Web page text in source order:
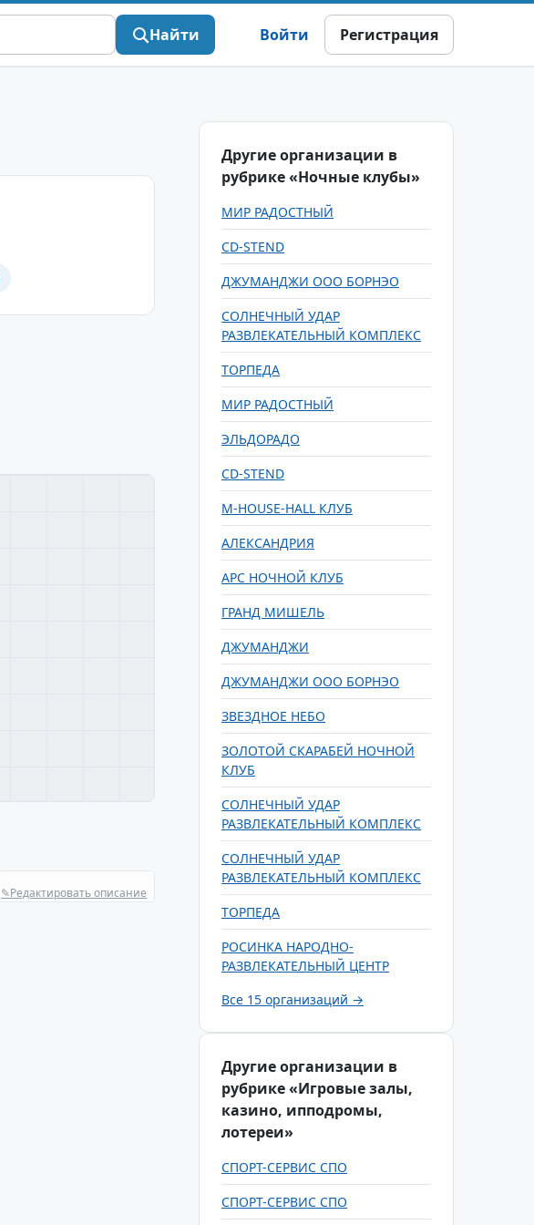
Найти Войти Регистрация
✎Редактировать описание
Другие организации в
рубрике «Ночные клубы»
МИР РАДОСТНЫЙ
CD-STEND
ДЖУМАНДЖИ ООО БОРНЭО
СОЛНЕЧНЫЙ УДАР
РАЗВЛЕКАТЕЛЬНЫЙ КОМПЛЕКС
ТОРПЕДА
МИР РАДОСТНЫЙ
ЭЛЬДОРАДО
CD-STEND
M-HOUSE-HALL КЛУБ
АЛЕКСАНДРИЯ
АРС НОЧНОЙ КЛУБ
ГРАНД МИШЕЛЬ
ДЖУМАНДЖИ
ДЖУМАНДЖИ ООО БОРНЭО
ЗВЕЗДНОЕ НЕБО
ЗОЛОТОЙ СКАРАБЕЙ НОЧНОЙ
КЛУБ
СОЛНЕЧНЫЙ УДАР
РАЗВЛЕКАТЕЛЬНЫЙ КОМПЛЕКС
СОЛНЕЧНЫЙ УДАР
РАЗВЛЕКАТЕЛЬНЫЙ КОМПЛЕКС
ТОРПЕДА
РОСИНКА НАРОДНО-
РАЗВЛЕКАТЕЛЬНЫЙ ЦЕНТР
Все 15 организаций →
Другие организации в
рубрике «Игровые залы,
казино, ипподромы,
лотереи»
СПОРТ-СЕРВИС СПО
СПОРТ-СЕРВИС СПО